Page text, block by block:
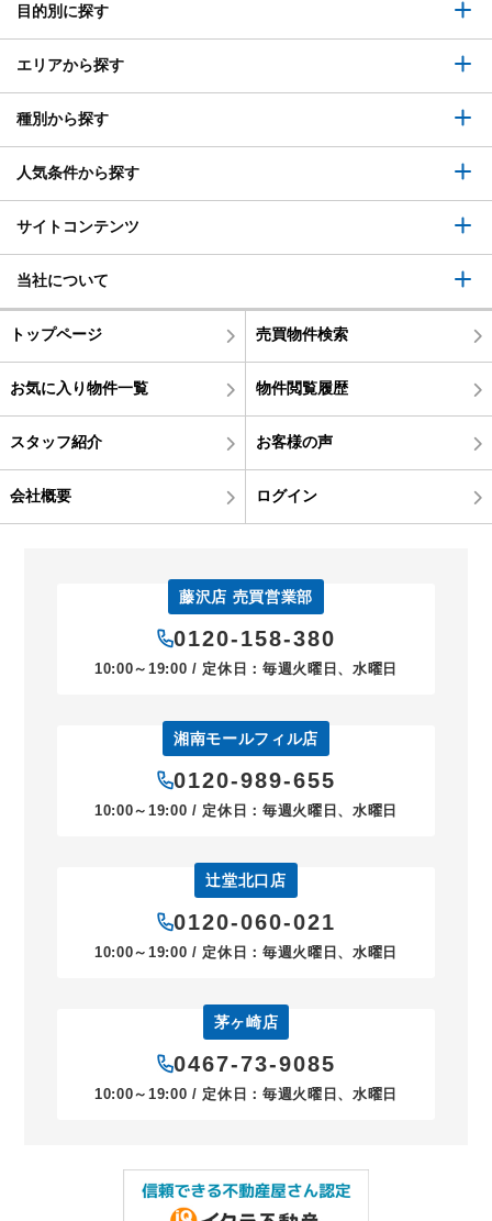
目的別に探す
エリアから探す
種別から探す
人気条件から探す
サイトコンテンツ
当社について
トップページ 売買物件検索
お気に入り物件一覧 物件閲覧履歴
スタッフ紹介 お客様の声
会社概要 ログイン
藤沢店 売買営業部
0120-158-380
10:00～19:00 / 定休日：毎週火曜日、水曜日
湘南モールフィル店
0120-989-655
10:00～19:00 / 定休日：毎週火曜日、水曜日
辻堂北口店
0120-060-021
10:00～19:00 / 定休日：毎週火曜日、水曜日
茅ヶ崎店
0467-73-9085
10:00～19:00 / 定休日：毎週火曜日、水曜日